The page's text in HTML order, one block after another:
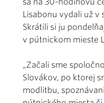
Lisabonu vydali už v
Skrátili si ju
v pútnickom mieste
„Začali sme
Slovákov, po ktorej
modlitbu,